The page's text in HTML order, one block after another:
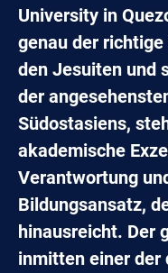
University in
genau der
den Jesuiten und
der
Südostasiens,
akademische
Verantwortung
Bildungsansatz,
hinausreicht. Der
inmitten einer der